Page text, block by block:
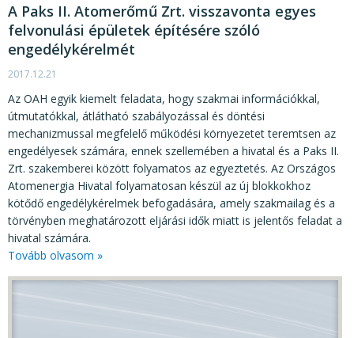
A Paks II. Atomerőmű Zrt. visszavonta egyes
felvonulási épületek építésére szóló
engedélykérelmét
2017.12.21
Az OAH egyik kiemelt feladata, hogy szakmai információkkal,
útmutatókkal, átlátható szabályozással és döntési
mechanizmussal megfelelő működési környezetet teremtsen az
engedélyesek számára, ennek szellemében a hivatal és a Paks II.
Zrt. szakemberei között folyamatos az egyeztetés. Az Országos
Atomenergia Hivatal folyamatosan készül az új blokkokhoz
kötődő engedélykérelmek befogadására, amely szakmailag és a
törvényben meghatározott eljárási idők miatt is jelentős feladat a
hivatal számára.
Tovább olvasom »